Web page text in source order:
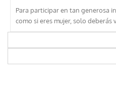
Para participar en tan generosa
como si eres mujer,